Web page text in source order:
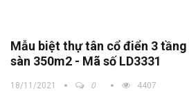
Mẫu biệt thự tân cổ điển 3
sàn 350m2 - Mã số LD3331
18/11/2021 0 4407